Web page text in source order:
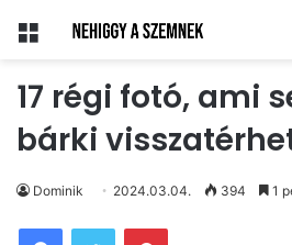
Menü
17 régi fotó, ami
bárki
Dominik 2024.03.04. 394 1
Pinterest